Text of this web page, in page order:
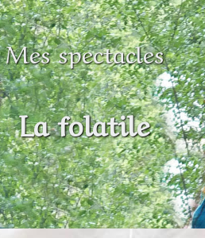
Mes spectacles
La folatile